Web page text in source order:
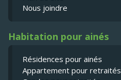
Nous joindre
Habitation pour ainés
Résidences pour ainés
Appartement pour retraités